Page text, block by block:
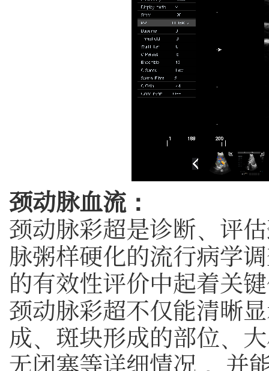
颈动脉血流：
颈动脉彩超是诊断、评
脉粥样硬化的流行病学
的有效性评价中起着关
颈动脉彩超不仅能清晰
成、斑块形成的部位、
无闭塞等详细情况， 并